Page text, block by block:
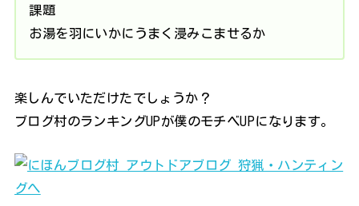
課題
お湯を羽にいかにうまく浸みこませるか
楽しんでいただけたでしょうか？
ブログ村のランキングUPが僕のモチベUPになります。